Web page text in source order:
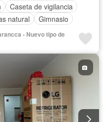
Caseta de vigilancia
natural
Gimnasio
- Nuevo tipo de